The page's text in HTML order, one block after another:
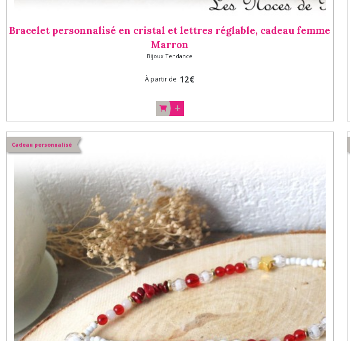
Bracelet personnalisé en cristal et lettres réglable, cadeau femme
Marron
Bijoux Tendance
À partir de 12€
Cadeau personnalisé